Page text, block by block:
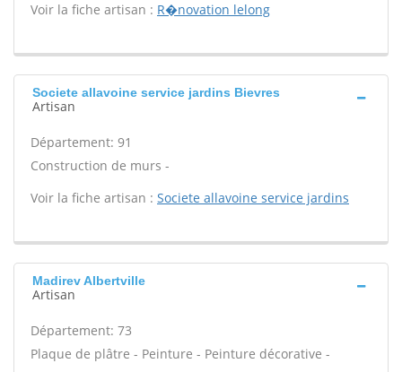
Voir la fiche artisan : R�novation lelong
Societe allavoine service jardins Bievres
Artisan
Département: 91
Construction de murs -
Voir la fiche artisan : Societe allavoine service jardins
Madirev Albertville
Artisan
Département: 73
Plaque de plâtre - Peinture - Peinture décorative -